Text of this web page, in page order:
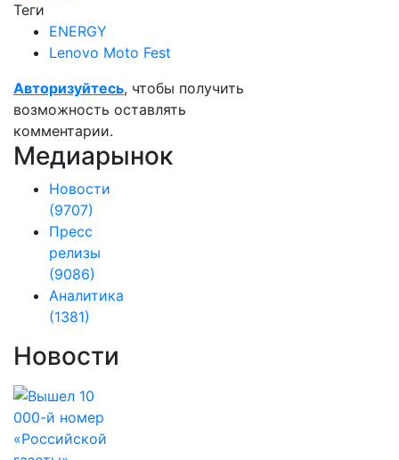
Теги
ENERGY
Lenovo Moto Fest
Авторизуйтесь, чтобы получить
возможность оставлять
комментарии.
Медиарынок
Новости
(9707)
Пресс
релизы
(9086)
Аналитика
(1381)
Новости